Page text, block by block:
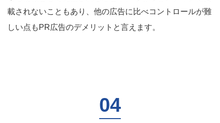
載されないこともあり、他の広告に比べコントロールが難
しい点もPR広告のデメリットと言えます。